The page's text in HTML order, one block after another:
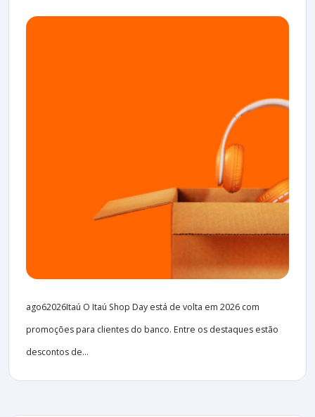
ago62026Itaú O Itaú Shop Day está de volta em 2026 com
promoções para clientes do banco. Entre os destaques estão
descontos de...